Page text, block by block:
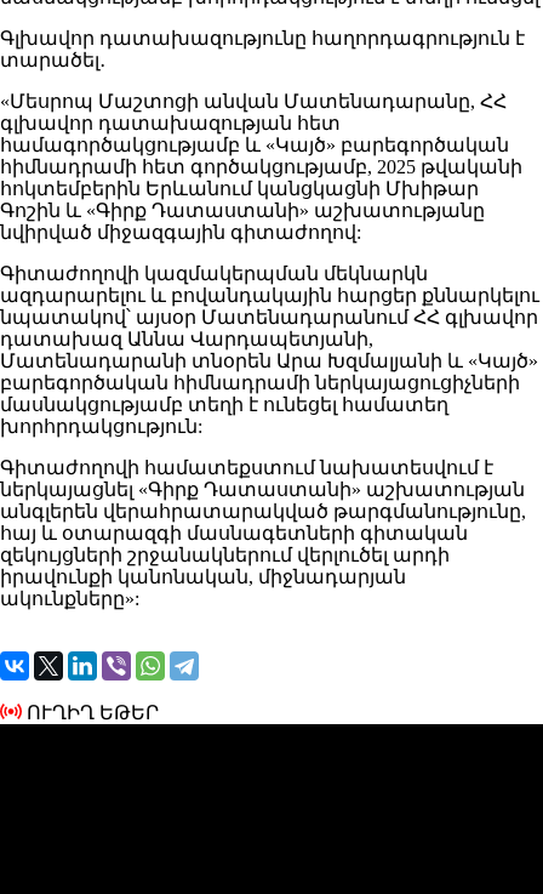
Գլխավոր դատախազությունը հաղորդագրություն է
տարածել․
«Մեսրոպ Մաշտոցի անվան Մատենադարանը, ՀՀ
գլխավոր դատախազության հետ
համագործակցությամբ և «Կայծ» բարեգործական
հիմնադրամի հետ գործակցությամբ, 2025 թվականի
հոկտեմբերին Երևանում կանցկացնի Մխիթար
Գոշին և «Գիրք Դատաստանի» աշխատությանը
նվիրված միջազգային գիտաժողով:
Գիտաժողովի կազմակերպման մեկնարկն
ազդարարելու և բովանդակային հարցեր քննարկելու
նպատակով՝ այսօր Մատենադարանում ՀՀ գլխավոր
դատախազ Աննա Վարդապետյանի,
Մատենադարանի տնօրեն Արա Խզմալյանի և «Կայծ»
բարեգործական հիմնադրամի ներկայացուցիչների
մասնակցությամբ տեղի է ունեցել համատեղ
խորհրդակցություն:
Գիտաժողովի համատեքստում նախատեսվում է
ներկայացնել «Գիրք Դատաստանի» աշխատության
անգլերեն վերահրատարակված թարգմանությունը,
հայ և օտարազգի մասնագետների գիտական
զեկույցների շրջանակներում վերլուծել արդի
իրավունքի կանոնական, միջնադարյան
ակունքները»:
ՈՒՂԻՂ ԵԹԵՐ